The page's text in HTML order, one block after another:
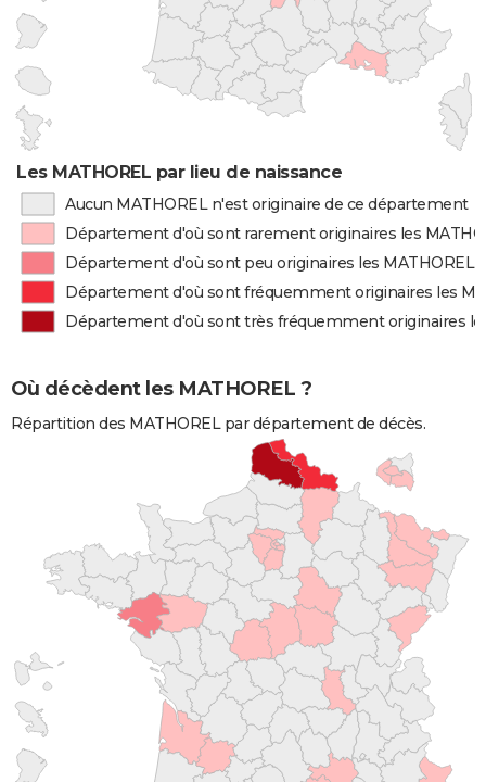
Les MATHOREL par lieu de naissance
Aucun MATHOREL n'est originaire de ce département
Département d'où sont rarement originaires les
Département d'où sont peu originaires les MATHOREL
Département d'où sont fréquemment originaires les
Département d'où sont très fréquemment originaires
Où décèdent les MATHOREL ?
Répartition des MATHOREL par département de décès.